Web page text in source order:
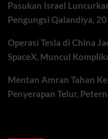
Pasukan Israel
Pengungsi Qalandiya,
Operasi Tesla di China
SpaceX, Muncul
Mentan Amran Tahan
Penyerapan Telur,